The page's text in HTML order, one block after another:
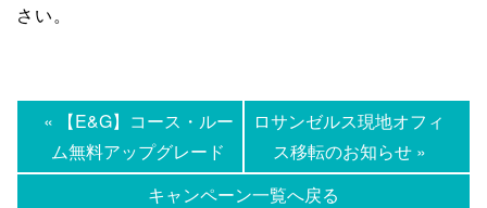
さい。
« 【E&G】コース・ルー
ム無料アップグレード
キャンペーン一覧へ戻る
ロサンゼルス現地オフィ
ス移転のお知らせ »